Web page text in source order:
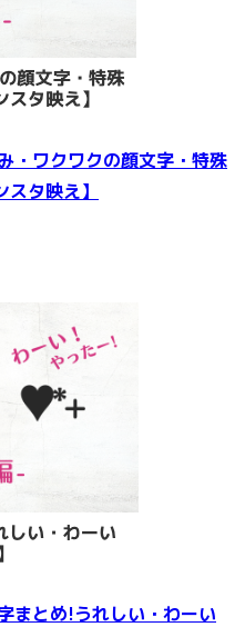
・ワクワクの顔文字・特殊
タ映え】
まとめ!うれしい・わーい